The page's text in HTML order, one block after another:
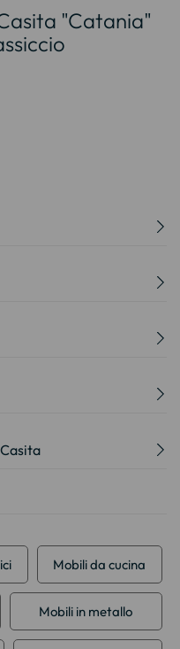
"Catania"
Mobili da cucina
Mobili in metallo